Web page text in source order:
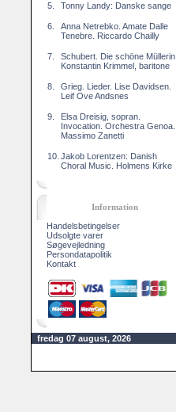
5. Tonny Landy: Danske sange
6.
Anna Netrebko. Amate Dalle
Tenebre. Riccardo Chailly
7.
Schubert. Die schöne Müllerin.
Konstantin Krimmel, baritone
8.
Grieg. Lieder. Lise Davidsen.
Leif Ove Andsnes
9.
Elsa Dreisig, sopran.
Invocation. Orchestra Genoa.
Massimo Zanetti
10. Jakob Lorentzen: Danish
Choral Music. Holmens Kirke
Information
Handelsbetingelser
Udsolgte varer
Søgevejledning
Persondatapolitik
Kontakt
fredag 07 august, 2026